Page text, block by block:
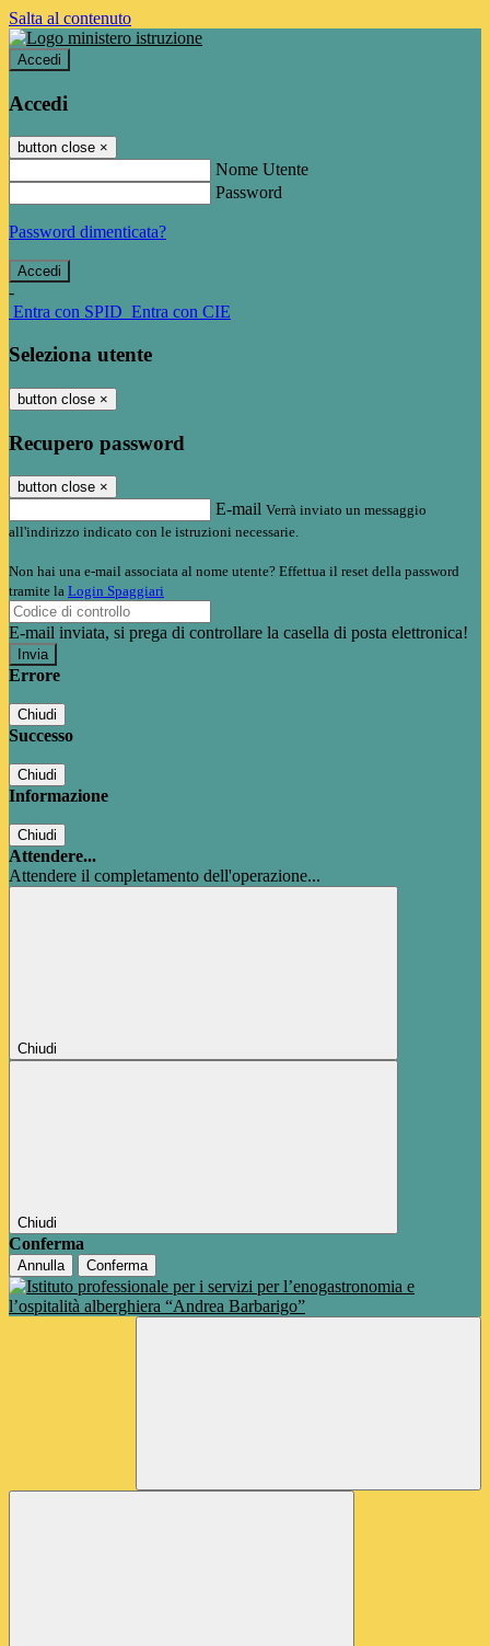
Salta al contenuto
Accedi
Accedi
button close ×
Nome Utente
Password
Password dimenticata?
-
Entra con SPID Entra con CIE
Seleziona utente
button close ×
Recupero password
button close ×
E-mail Verrà inviato un messaggio
all'indirizzo indicato con le istruzioni necessarie.
Non hai una e-mail associata al nome utente? Effettua il reset della password
tramite la Login Spaggiari
E-mail inviata, si prega di controllare la casella di posta elettronica!
Errore
Chiudi
Successo
Chiudi
Informazione
Chiudi
Attendere...
Attendere il completamento dell'operazione...
Chiudi
Chiudi
Conferma
Annulla Conferma